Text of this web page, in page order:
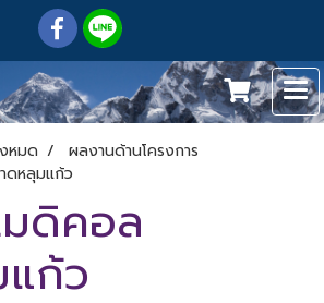
หมด
ผลงานด้านโครงการ
ดหลุมแก้ว
มดิคอล
ก้ว